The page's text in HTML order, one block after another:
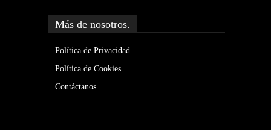
Más de nosotros.
Política de Privacidad
Política de Cookies
Contáctanos